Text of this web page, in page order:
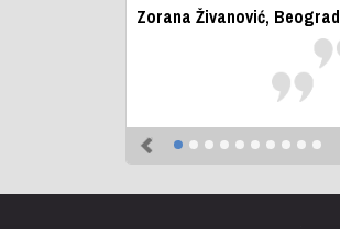
Zorana Živanović, Beograd